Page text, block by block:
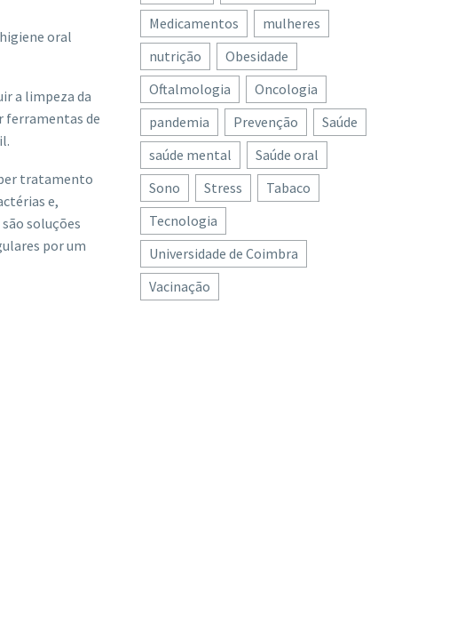
oral
a limpeza da
ferramentas de
tratamento
e,
soluções
por um
Medicamentos
mulheres
nutrição
Obesidade
Oftalmologia
Oncologia
pandemia
Prevenção
Saúde
saúde mental
Saúde oral
Sono
Stress
Tabaco
Tecnologia
Universidade de Coimbra
Vacinação